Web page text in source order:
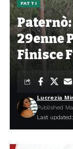
FATTI
29enne
Finisce
Last
Lucrezia
Published